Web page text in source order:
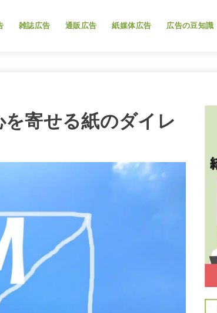
雑誌広告 通販広告 紙媒体広告 広告の豆知識
寄せる紙のダイレ